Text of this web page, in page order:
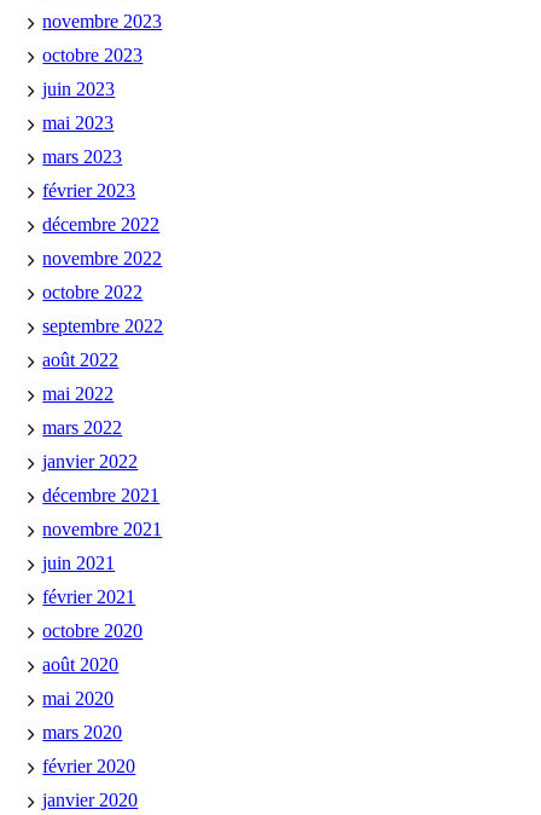
novembre 2023
octobre 2023
juin 2023
mai 2023
mars 2023
février 2023
décembre 2022
novembre 2022
octobre 2022
septembre 2022
août 2022
mai 2022
mars 2022
janvier 2022
décembre 2021
novembre 2021
juin 2021
février 2021
octobre 2020
août 2020
mai 2020
mars 2020
février 2020
janvier 2020